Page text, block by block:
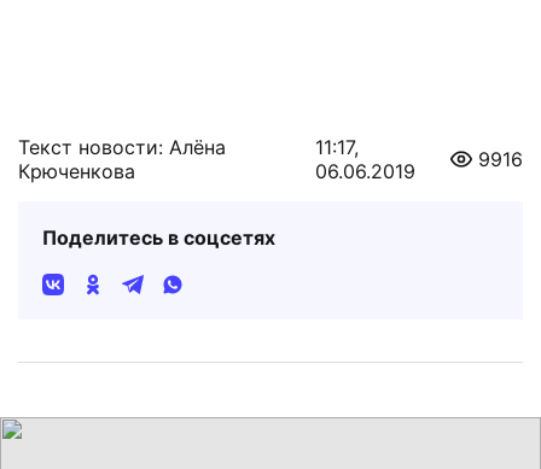
Текст новости: Алёна
Крюченкова
11:17,
06.06.2019
9916
Поделитесь в соцсетях